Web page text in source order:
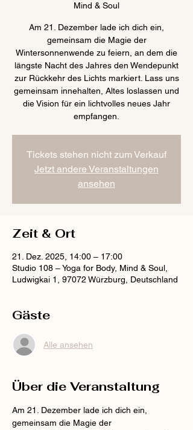
Mind & Soul
Am 21. Dezember lade ich dich ein,
gemeinsam die Magie der
Wintersonnenwende zu feiern, an dem die
längste Nacht des Jahres den Wendepunkt
zur Rückkehr des Lichts markiert. Lass uns
gemeinsam innehalten, Altes loslassen und
die Vision für ein lichtvolles neues Jahr
empfangen.
Tickets stehen nicht zum Verkauf
Jetzt andere Veranstaltungen
ansehen
Zeit & Ort
21. Dez. 2025, 14:00 – 17:00
Studio 108 – Yoga for Body, Mind & Soul,
Ludwigkai 1, 97072 Würzburg, Deutschland
Gäste
Alle ansehen
Über die Veranstaltung
Am 21. Dezember lade ich dich ein,
gemeinsam die Magie der